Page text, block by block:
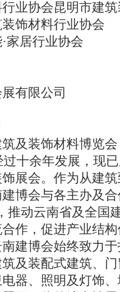
业协会昆明市建
饰材料行业协会
家居行业协会
有限公司
及装饰材料博览
过十余年发展，现
展会。作为从建
博会与各主办及
推动云南省及全国
作，促进产业结
建博会始终致力
及装配式建筑、
器、照明及灯饰